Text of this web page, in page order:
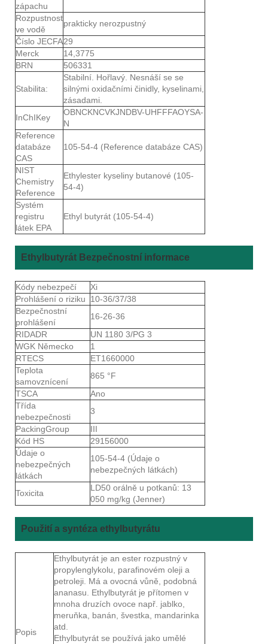
zápachu
Rozpustnost
ve vodě
prakticky nerozpustný
Číslo JECFA29
Merck
14,3775
BRN
506331
Stabilita:
Stabilní. Hořlavý. Nesnáší se se
silnými oxidačními činidly, kyselinami,
zásadami.
InChIKey
OBNCKNCVKJNDBV-UHFFFAOYSA-
N
Reference
databáze
CAS
105-54-4 (Reference databáze CAS)
NIST
Chemistry
Reference
Ethylester kyseliny butanové (105-
54-4)
Systém
registru
látek EPA
Ethyl butyrát (105-54-4)
Ethylbutyrát Bezpečnostní informace
Kódy nebezpečí
Xi
Prohlášení o riziku
10-36/37/38
Bezpečnostní
prohlášení
16-26-36
RIDADR
UN 1180 3/PG 3
WGK Německo
1
RTECS
ET1660000
Teplota
samovznícení
865 °F
TSCA
Ano
Třída
nebezpečnosti
3
PackingGroup
III
Kód HS
29156000
Údaje o
nebezpečných
látkách
105-54-4 (Údaje o
nebezpečných látkách)
Toxicita
LD50 orálně u potkanů: 13
050 mg/kg (Jenner)
Použití a syntéza ethylbutyrátu
Popis
Ethylbutyrát je an ester rozpustný v
propylenglykolu, parafinovém oleji a
petroleji. Má a ovocná vůně, podobná
ananasu. Ethylbutyrát je přítomen v
mnoha druzích ovoce např. jablko,
meruňka, banán, švestka, mandarinka
atd.
Ethylbutyrát se používá jako umělé